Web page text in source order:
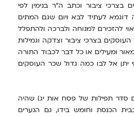
בצרכי ציבור וכתב ה"ר בנימין לפי
דוגמא לעתיד לבא ויום שגם המתים
ראוי להזכירם למנוחה ולברכה ולהתפלל
בצרכי ציבור וצדקה וגמילות
ומעילים או כל דבר לכבוד התורה
יתן אל לבו כמה גדול שכר העוסקים
סדר תפילות של פסח אות יג) שהיה
הכנסת וחומש בידו, גם הנערים